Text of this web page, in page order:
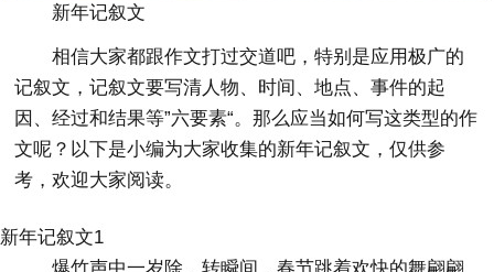
新年记叙文
相信大家都跟作文打过交道吧，特别是应用极广的
记叙文，记叙文要写清人物、时间、地点、事件的起
因、经过和结果等”六要素“。那么应当如何写这类型的作
文呢？以下是小编为大家收集的新年记叙文，仅供参
考，欢迎大家阅读。
新年记叙文1